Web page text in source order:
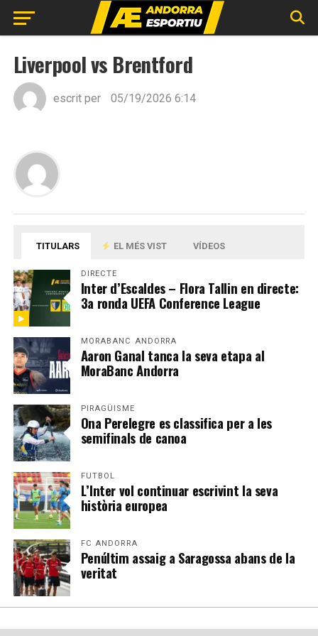
Liverpool vs Brentford
escrit per 05/19/2026 6:14
TITULARS EL MÉS VIST VÍDEOS
DIRECTE
Inter d’Escaldes – Flora Tallin en directe:
3a ronda UEFA Conference League
MORABANC ANDORRA
Aaron Ganal tanca la seva etapa al
MoraBanc Andorra
PIRAGÜISME
Ona Perelegre es classifica per a les
semifinals de canoa
FUTBOL
L’Inter vol continuar escrivint la seva
història europea
FC ANDORRA
Penúltim assaig a Saragossa abans de la
veritat